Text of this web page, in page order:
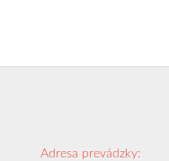
Adresa prevádzky: